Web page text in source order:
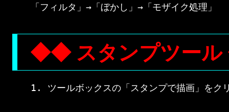
◆◆ スタンプツー
1. ツールボックスの「スタンプで描画」をク